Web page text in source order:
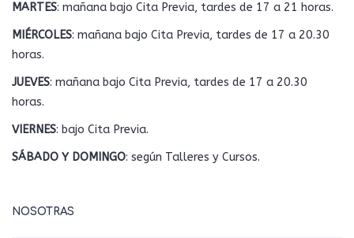
MARTES: mañana bajo Cita Previa, tardes de 17 a 21 horas.
MIÉRCOLES: mañana bajo Cita Previa, tardes de 17 a 20.30
horas.
JUEVES: mañana bajo Cita Previa, tardes de 17 a 20.30
horas.
VIERNES: bajo Cita Previa.
SÁBADO Y DOMINGO: según Talleres y Cursos.
NOSOTRAS